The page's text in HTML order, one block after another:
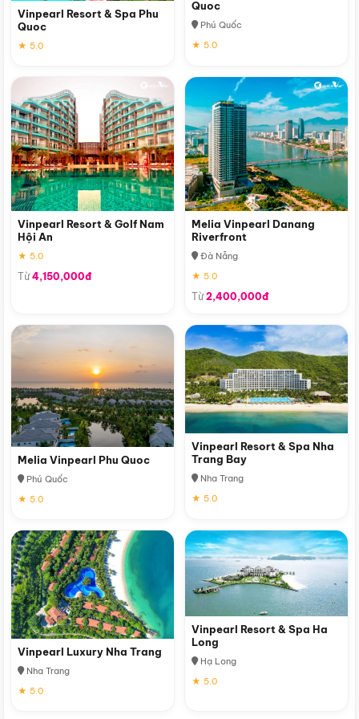
Vinpearl Resort & Spa Phu
Quoc
★ 5.0
Quoc
Phú Quốc
★ 5.0
Vinpearl Resort & Golf Nam
Hội An
★ 5.0
Từ4,150,000đ
Melia Vinpearl Danang
Riverfront
Đà Nẵng
★ 5.0
Từ2,400,000đ
Melia Vinpearl Phu Quoc
Phú Quốc
★ 5.0
Vinpearl Resort & Spa Nha
Trang Bay
Nha Trang
★ 5.0
Vinpearl Luxury Nha Trang
Nha Trang
★ 5.0
Vinpearl Resort & Spa Ha
Long
Hạ Long
★ 5.0